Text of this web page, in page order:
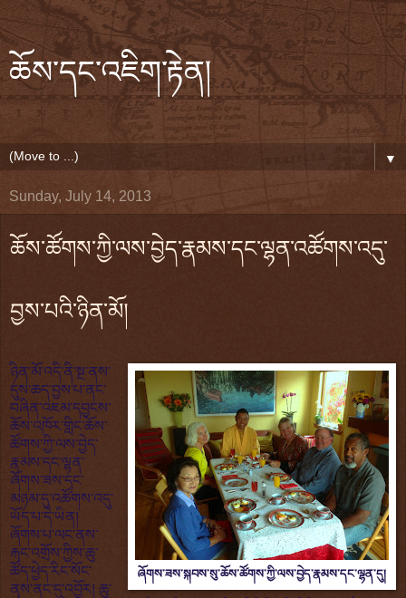
ཆོས་དང་འཇིག་རྟེན།
▼
Sunday, July 14, 2013
ཆོས་ཚོགས་ཀྱི་ལས་བྱེད་རྣམས་དང་ལྷན་འཚོགས་འདུ་
བྱས་པའི་ཉིན་མོ།
ཞོགས་ཟས་སྐབས་སུ་ཆོས་ཚོགས་ཀྱི་ལས་བྱེད་རྣམས་དང་ལྷན་དུ།
ཉིན་མོ་འདི་ནི་སྔ་ནས་
དུས་ཆད་བྱས་པ་ནང་
བཞིན་འཇམ་དབྱངས་
ཆོས་འཁོར་གླིང་ཆོས་
ཚོགས་ཀྱི་ལས་བྱེད་
རྣམས་དང་ལྷན་
ཞོགས་ཟས་དང་
མཉམ་དུ་འཚོགས་འདུ་
ཡོད་པ་དེ་ཡིན།
ཞོགས་པ་ལང་ནས་
རྐང་འགྲོས་ཀྱིས་ཆུ་
ཚོད་ཕྱེད་རིང་སོང་
ནས་ནང་དུ་འབྱོར། ཆུ་